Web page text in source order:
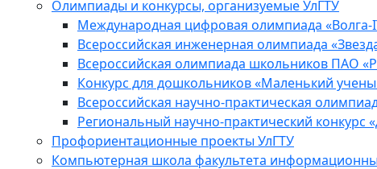
Олимпиады и конкурсы, организуемые УлГТУ
Международная цифровая олимпиада «Волга-
Всероссийская инженерная олимпиада
Всероссийская олимпиада школьников ПАО
Конкурс для дошкольников «Маленький
Всероссийская научно-практическая
Региональный научно-практический
Профориентационные проекты УлГТУ
Компьютерная школа факультета